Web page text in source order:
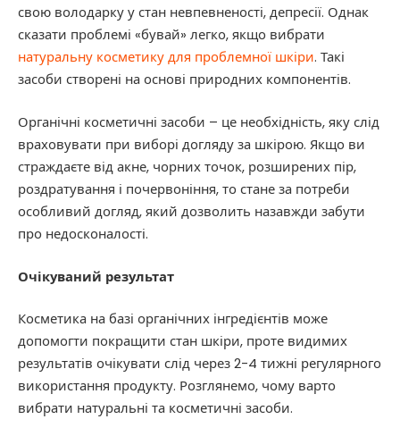
свою володарку у стан невпевненості, депресії. Однак
сказати проблемі «бувай» легко, якщо вибрати
натуральну косметику для проблемної шкіри. Такі
засоби створені на основі природних компонентів.
Органічні косметичні засоби – це необхідність, яку слід
враховувати при виборі догляду за шкірою. Якщо ви
страждаєте від акне, чорних точок, розширених пір,
роздратування і почервоніння, то стане за потреби
особливий догляд, який дозволить назавжди забути
про недосконалості.
Очікуваний результат
Косметика на базі органічних інгредієнтів може
допомогти покращити стан шкіри, проте видимих ​​
результатів очікувати слід через 2-4 тижні регулярного
використання продукту. Розглянемо, чому варто
вибрати натуральні та косметичні засоби.